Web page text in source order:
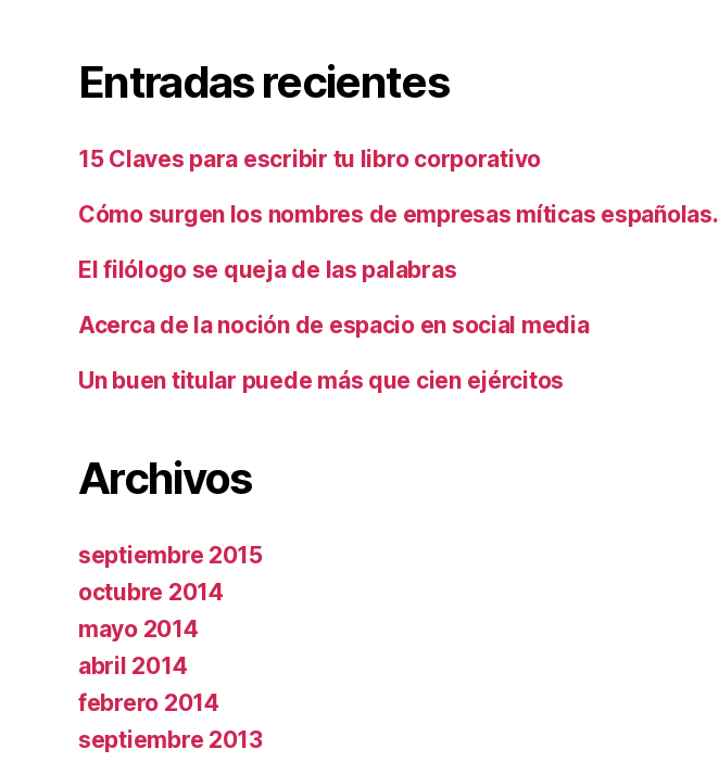
Entradas recientes
15 Claves para escribir tu libro corporativo
Cómo surgen los nombres de empresas míticas españolas.
El filólogo se queja de las palabras
Acerca de la noción de espacio en social media
Un buen titular puede más que cien ejércitos
Archivos
septiembre 2015
octubre 2014
mayo 2014
abril 2014
febrero 2014
septiembre 2013